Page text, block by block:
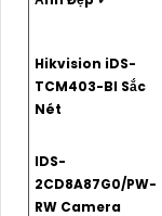
Hikvision iDS-
TCM403-BI Sắc
Nét
IDS-
2CD8A87G0/PW-
RW Camera